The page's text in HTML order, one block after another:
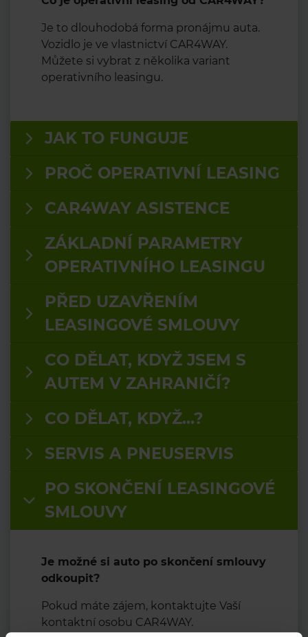
Je to dlouhodobá forma pronájmu auta.
Vozidlo je ve vlastnictví CAR4WAY.
Můžete si vybrat z několika variant
operativního leasingu.
JAK TO FUNGUJE
PROČ OPERATIVNÍ LEASING
CAR4WAY ASISTENCE
ZÁKLADNÍ PARAMETRY
OPERATIVNÍHO LEASINGU
PŘED UZAVŘENÍM
LEASINGOVÉ SMLOUVY
CO DĚLAT, KDYŽ JSEM S
AUTEM V ZAHRANIČÍ?
CO DĚLAT, KDYŽ...?
SERVIS A PNEUSERVIS
PO SKONČENÍ LEASINGOVÉ
SMLOUVY
Je možné si auto po skončení smlouvy
odkoupit?
Pokud máte zájem, kontaktujte Vaší
kontaktní osobu CAR4WAY.